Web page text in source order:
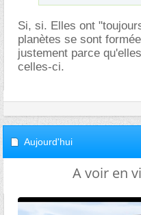
Si, si. Elles ont
planètes se sont
justement parce
celles-ci.
Aujourd'hui
A voir en